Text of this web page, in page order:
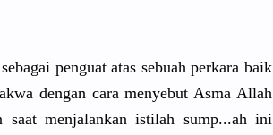
penguat atas sebuah perkara baik
dengan cara menyebut Asma Allah
saat menjalankan istilah sump...ah ini